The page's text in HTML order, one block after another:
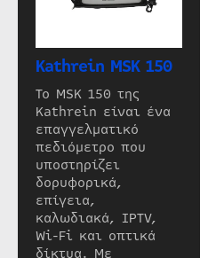
Kathrein MSK 150
Το MSK 150 της
Kathrein είναι ένα
επαγγελματικό
πεδιόμετρο που
υποστηρίζει
δορυφορικά,
επίγεια,
καλωδιακά, IPTV,
Wi-Fi και οπτικά
δίκτυα. Με